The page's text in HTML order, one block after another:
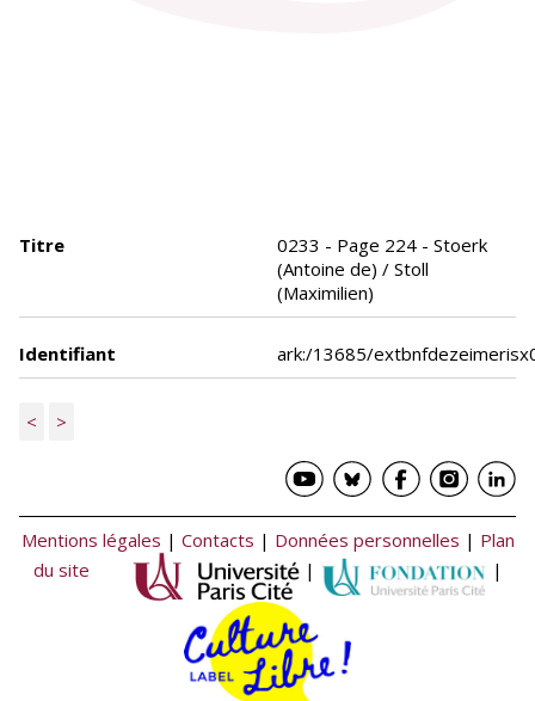
Titre
0233 - Page 224 - Stoerk
(Antoine de) / Stoll
(Maximilien)
Identifiant ark:/13685/
< >
Mentions légales | Contacts | Données personnelles | Plan
du site
| |